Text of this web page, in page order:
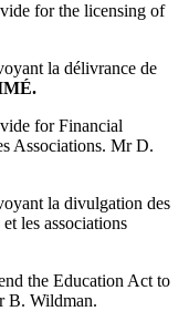
for the licensing of
la délivrance de
for Financial
Associations. Mr D.
la divulgation des
les associations
the Education Act to
B. Wildman.